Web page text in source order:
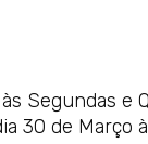
Segundas e
30 de Março